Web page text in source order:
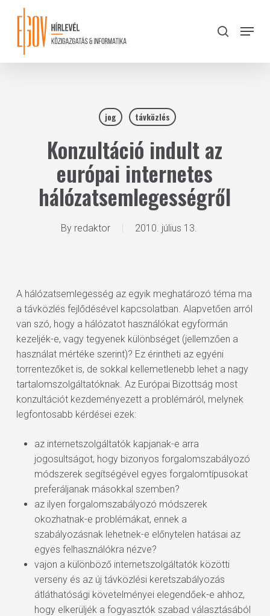
content
search
Menu
jog távközlés
Konzultáció indult az
európai internetes
hálózatsemlegességről
By redaktor 2010. július 13.
A hálózatsemlegesség az egyik meghatározó téma ma
a távközlés fejlődésével kapcsolatban. Alapvetően arról
van szó, hogy a hálózatot használókat egyformán
kezeljék-e, vagy tegyenek különbséget (jellemzően a
használat mértéke szerint)? Ez érintheti az egyéni
torrentezőket is, de sokkal kellemetlenebb lehet a nagy
tartalomszolgáltatóknak. Az Európai Bizottság most
konzultációt kezdeményezett a problémáról, melynek
legfontosabb kérdései ezek:
az internetszolgáltatók kapjanak-e arra
jogosultságot, hogy bizonyos forgalomszabályozó
módszerek segítségével egyes forgalomtípusokat
preferáljanak másokkal szemben?
az ilyen forgalomszabályozó módszerek
okozhatnak-e problémákat, ennek a
szabályozásnak lehetnek-e előnytelen hatásai az
egyes felhasználókra nézve?
vajon a különböző internetszolgáltatók közötti
verseny és az új távközlési keretszabályozás
átláthatósági követelményei elegendőek-e ahhoz,
hogy elkerüljék a fogyasztók szabad választásából
Close